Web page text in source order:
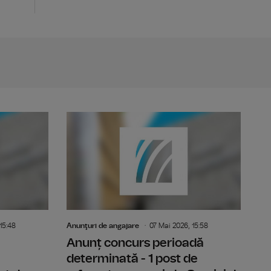
si retele in cadrul Serviciului IT@C
Anunț concurs ocupare post temporar vacant -
Anunţuri de angajare 07 Mai 2026, 15:58
Anunț concurs perioadă
determinată - 1 post de